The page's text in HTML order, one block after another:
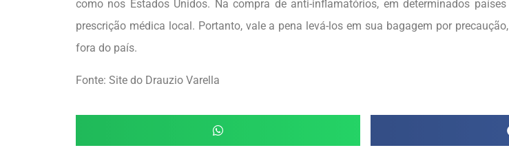
como nos Estados Unidos. Na compra de anti-inflamatórios, em determinados
prescrição médica local. Portanto, vale a pena levá-los em sua bagagem por
fora do país.
Fonte: Site do Drauzio Varella